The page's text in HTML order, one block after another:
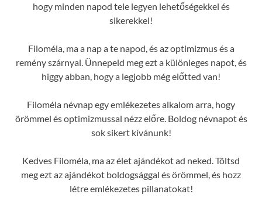
hogy minden napod tele legyen lehetőségekkel és
sikerekkel!
Filoméla, ma a nap a te napod, és az optimizmus és a
remény szárnyal. Ünnepeld meg ezt a különleges napot, és
higgy abban, hogy a legjobb még előtted van!
Filoméla névnap egy emlékezetes alkalom arra, hogy
örömmel és optimizmussal nézz előre. Boldog névnapot és
sok sikert kívánunk!
Kedves Filoméla, ma az élet ajándékot ad neked. Töltsd
meg ezt az ajándékot boldogsággal és örömmel, és hozz
létre emlékezetes pillanatokat!